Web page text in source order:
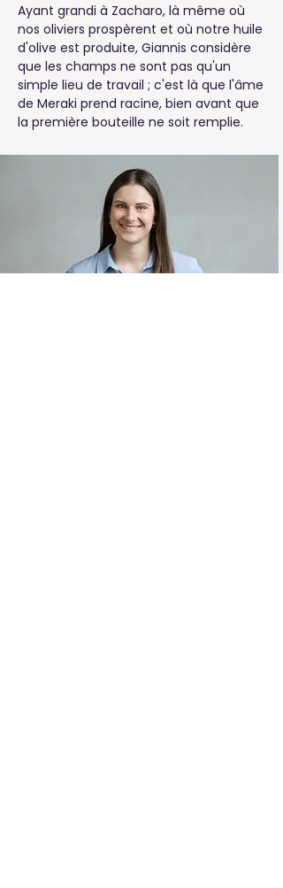
Ayant grandi à Zacharo, là même où
nos oliviers prospèrent et où notre huile
d'olive est produite, Giannis considère
que les champs ne sont pas qu'un
simple lieu de travail ; c'est là que l'âme
de Meraki prend racine, bien avant que
la première bouteille ne soit remplie.